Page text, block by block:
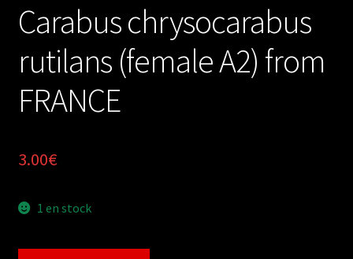
Carabus chrysocarabus
rutilans (female A2) from
FRANCE
3.00€
1 en stock